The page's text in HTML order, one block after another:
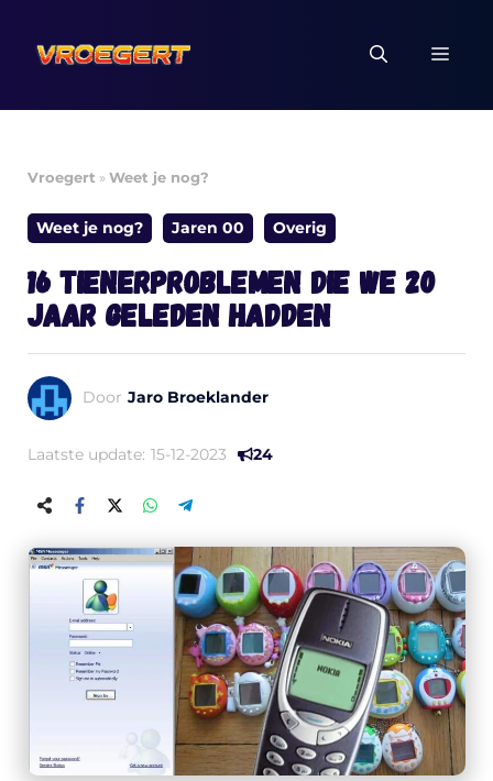
naar
inhoud
Vroegert »Weet je nog?
Weet je nog? Jaren 00 Overig
16 tienerproblemen die we 20
jaar geleden hadden
Door Jaro Broeklander
Laatste update: 15-12-2023 24